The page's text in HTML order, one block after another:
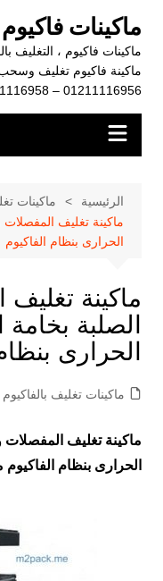
المحتوى
ماكينات فاكيوم
ماكينات فاكيوم ، التغليف
01211116956 – 01211116958
الرئيسية
ماكينات
ماكينة تغليف
الحرارى بنظام الفاكيوم
ماكينة تغليف
الصلبة
الحرارى
ماكينات تغليف بالفاكيوم
ماكينة تغليف
الحرارى بنظام الفاكيوم موديل 605 ماركة